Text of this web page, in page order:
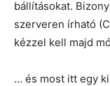
bállításokat.
szerveren írható
kézzel kell majd
… és most itt egy